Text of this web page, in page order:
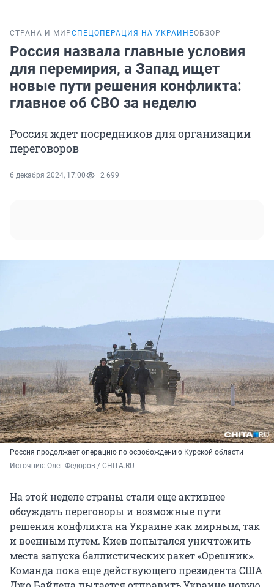
СТРАНА И МИРСПЕЦОПЕРАЦИЯ НА УКРАИНЕОБЗОР
Россия назвала главные условия
для перемирия, а Запад ищет
новые пути решения конфликта:
главное об СВО за неделю
Россия ждет посредников для организации
переговоров
6 декабря 2024, 17:00 2 699
Россия продолжает операцию по освобождению Курской области
Источник: Олег Фёдоров / CHITA.RU
На этой неделе страны стали еще активнее
обсуждать переговоры и возможные пути
решения конфликта на Украине как мирным, так
и военным путем. Киев попытался уничтожить
места запуска баллистических ракет «Орешник».
Команда пока еще действующего президента США